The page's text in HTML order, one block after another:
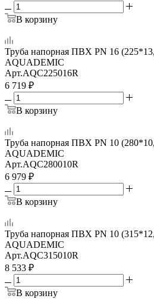
В корзину
Труба напорная ПВХ PN 16
AQUADEMIC
Арт.AQC225016R
6 719 ₽
В корзину
Труба напорная ПВХ PN 10
AQUADEMIC
Арт.AQC280010R
6 979 ₽
В корзину
Труба напорная ПВХ PN 10
AQUADEMIC
Арт.AQC315010R
8 533 ₽
В корзину